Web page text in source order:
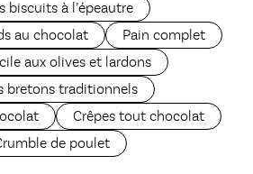
biscuits à l’épeautre
au chocolat
Pain complet
aux olives et lardons
bretons traditionnels
Crêpes tout chocolat
de poulet